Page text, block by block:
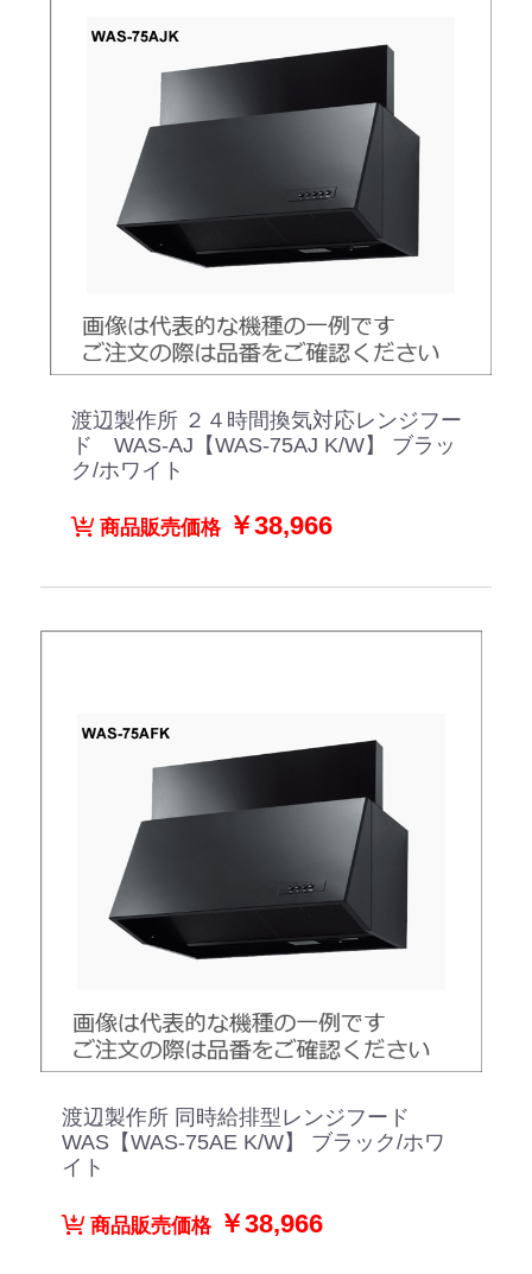
渡辺製作所 ２４時間換気対応レンジフー
ド WAS-AJ【WAS-75AJ K/W】 ブラッ
ク/ホワイト
商品販売価格￥38,966
渡辺製作所 同時給排型レンジフード
WAS【WAS-75AE K/W】 ブラック/ホワ
イト
商品販売価格￥38,966